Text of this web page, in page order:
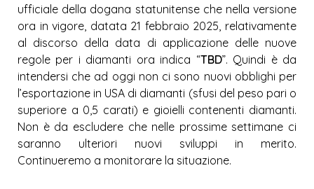
ufficiale della dogana statunitense che nella versione
ora in vigore, datata 21 febbraio 2025, relativamente
al discorso della data di applicazione delle nuove
regole per i diamanti ora indica “TBD”. Quindi è da
intendersi che ad oggi non ci sono nuovi obblighi per
l’esportazione in USA di diamanti (sfusi del peso pari o
superiore a 0,5 carati) e gioielli contenenti diamanti.
Non è da escludere che nelle prossime settimane ci
saranno ulteriori nuovi sviluppi in merito.
Continueremo a monitorare la situazione.